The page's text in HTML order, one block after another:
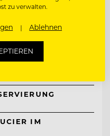
&
zu verwalten.
Ablehnen